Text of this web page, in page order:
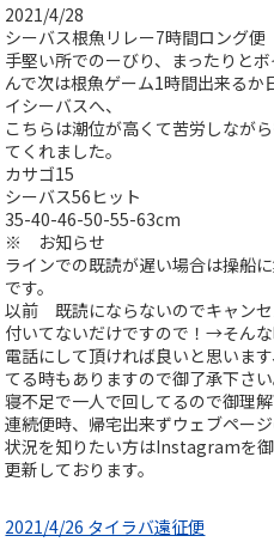
2021/4/28
シーバス根魚リレー7時間ロング便
手堅い所でのーびり、まったりと
んで次は根魚ゲーム1時間出来る
イシーバスへ、
こちらは潮位が高くて苦労しなが
てくれました。
カサゴ15
シーバス56ヒット
35-40-46-50-55-63cm
※ お知らせ
ラインでの既読が遅い場合は操船
です。
以前 既読にならないのでキャン
付いてないだけですので！→そん
電話にして頂ければ良いと思いま
てる時もありますので御了承下さい
寝不足で一人で回してるので御理解
連続便時、帰宅出来ずウェブペー
状況を知りたい方はInstagramを
更新しております。
2021/4/26 タイラバ遠征便